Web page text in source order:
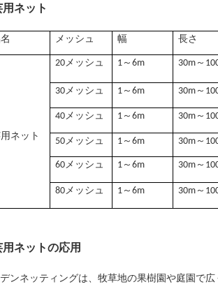
用ネット
メッシュ 幅 長さ
ネット
20メッシュ 1～6m 30m～
30メッシュ 1～6m 30m～
40メッシュ 1～6m 30m～
50メッシュ 1～6m 30m～
60メッシュ 1～6m 30m～
80メッシュ 1～6m 30m～
用ネットの応用
ンネッティングは、牧草地の果樹園や庭園で